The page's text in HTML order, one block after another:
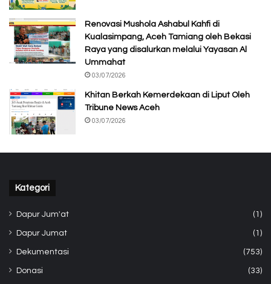
Renovasi Mushola Ashabul Kahfi di
Kualasimpang, Aceh Tamiang oleh Bekasi
Raya yang disalurkan melalui Yayasan Al
Ummahat
03/07/2026
Khitan Berkah Kemerdekaan di Liput Oleh
Tribune News Aceh
03/07/2026
Kategori
Dapur Jum'at (1)
Dapur Jumat (1)
Dekumentasi (753)
Donasi (33)